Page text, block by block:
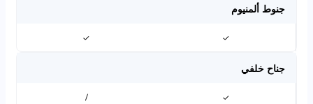
جنوط ألمنيوم
✓
✓
جناح خلفي
✓
/